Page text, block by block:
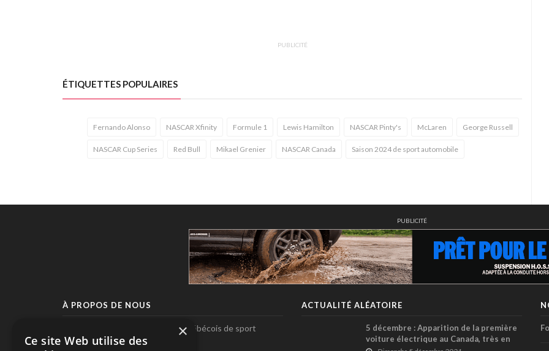
PUBLICITÉ
ÉTIQUETTES POPULAIRES
Fernando Alonso NASCAR Xfinity Formule 1 Lewis Hamilton NASCAR Pinty's McLaren George Russell
NASCAR Cup Series Red Bull Mikael Grenier NASCAR Canada Saison 2024 de sport automobile
PUBLICITÉ
À PROPOS DE NOUS
Pole-Position, le seul magazine québécois de sport
automobile.
ACTUALITÉ ALÉATOIRE
5 décembre : Apparition de la première
voiture électrique au Canada, très en
×
Ce site Web utilise des